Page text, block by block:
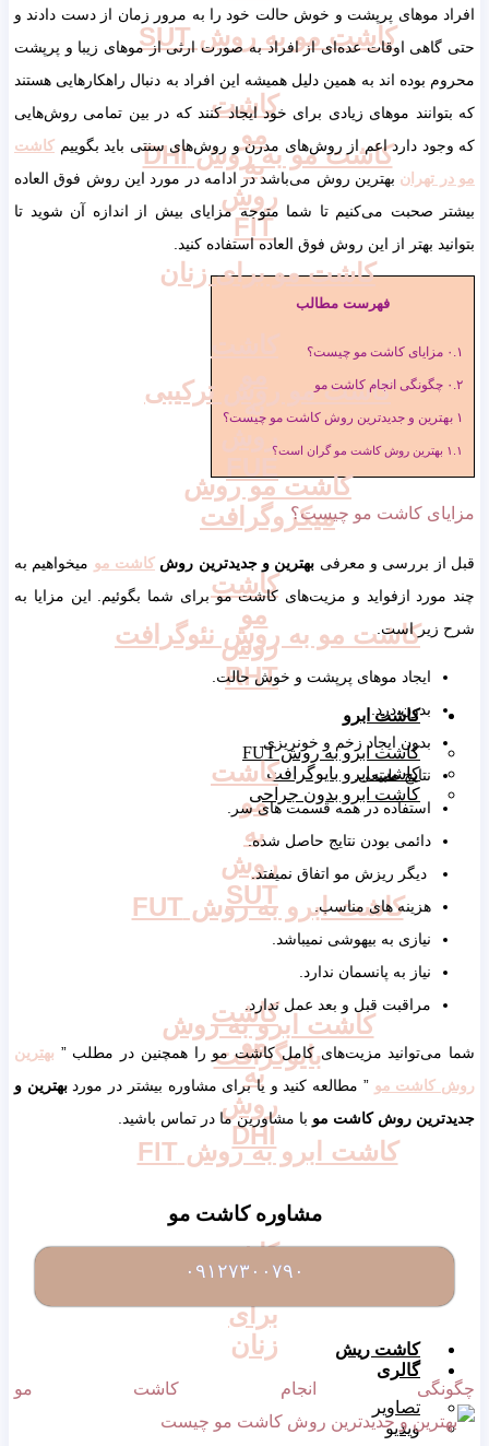
کاشت مو به روش SUT
کاشت مو به روش DHI
کاشت مو برای زنان
کاشت مو روش ترکیبی
کاشت مو روش
میکروگرافت
کاشت مو به روش نئوگرافت
کاشت ابرو
کاشت ابرو به روش FUT
کاشت ابرو بایوگرافت
کاشت ابرو بدون جراحی
کاشت ابرو به روش FUT
کاشت ابرو به روش
بایوگرافت
کاشت ابرو به روش FIT
کاشت ابرو به روش LHE
کاشت ریش
گالری
تصاویر
ویدیو
کاشت
مو
به
روش
FIT
کاشت
مو
روش
RHT
کاشت
مو
به
روش
SUT
کاشت
مو
به
روش
DHI
کاشت
مو
برای
زنان
افراد موهای پرپشت و خوش حالت خود را به مرور زمان از دست دادند و
حتی گاهی اوقات عده‌ای از افراد به صورت ارثی از موهای زیبا و پرپشت
محروم بوده اند به همین دلیل همیشه این افراد به دنبال راهکارهایی هستند
که بتوانند موهای زیادی برای خود ایجاد کنند که در بین تمامی روش‌هایی
که وجود دارد اعم از روش‌های مدرن و روش‌های سنتی باید بگوییم کاشت
مو در تهران بهترین روش می‌باشد در ادامه در مورد این روش فوق العاده
بیشتر صحبت می‌کنیم تا شما متوجه مزایای بیش از اندازه آن شوید تا
بتوانید بهتر از این روش فوق العاده استفاده کنید.
فهرست مطالب
۰.۱ مزایای کاشت مو چیست؟
۰.۲ چگونگی انجام کاشت مو
۱ بهترین و جدیدترین روش کاشت مو چیست؟
۱.۱ بهترین روش کاشت مو گران است؟
مزایای کاشت مو چیست؟
قبل از بررسی و معرفی بهترین و جدیدترین روش کاشت مو میخواهیم به
چند مورد ازفواید و مزیت‌های کاشت مو برای شما بگوئیم. این مزایا به
شرح زیر است.
ایجاد موهای پرپشت و خوش حالت.
بدون درد.
بدون ایجاد زخم و خونریزی.
نتایج طبیعی.
استفاده در همه قسمت های سر.
دائمی بودن نتایج حاصل شده.
دیگر ریزش مو اتفاق نمیفتد.
هزینه های مناسب.
نیازی به بیهوشی نمیباشد.
نیاز به پانسمان ندارد.
مراقبت قبل و بعد عمل ندارد.
شما می‌توانید مزیت‌های کامل کاشت مو را همچنین در مطلب ” بهترین
روش کاشت مو ” مطالعه کنید و یا برای مشاوره بیشتر در موردبهترین و
جدیدترین روش کاشت مو با مشاورین ما در تماس باشید.
مشاوره کاشت مو
۰۹۱۲۷۳۰۰۷۹۰
چگونگی انجام کاشت مو